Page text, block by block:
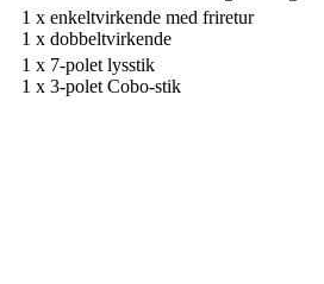
1 x enkeltvirkende med friretur
1 x dobbeltvirkende
1 x 7-polet lysstik
1 x 3-polet Cobo-stik